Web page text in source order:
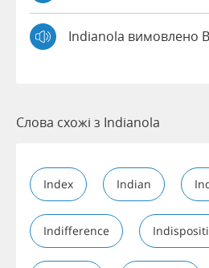
Indianola вимовлено
Слова схожі з Indianola
Index Indian
Indifference